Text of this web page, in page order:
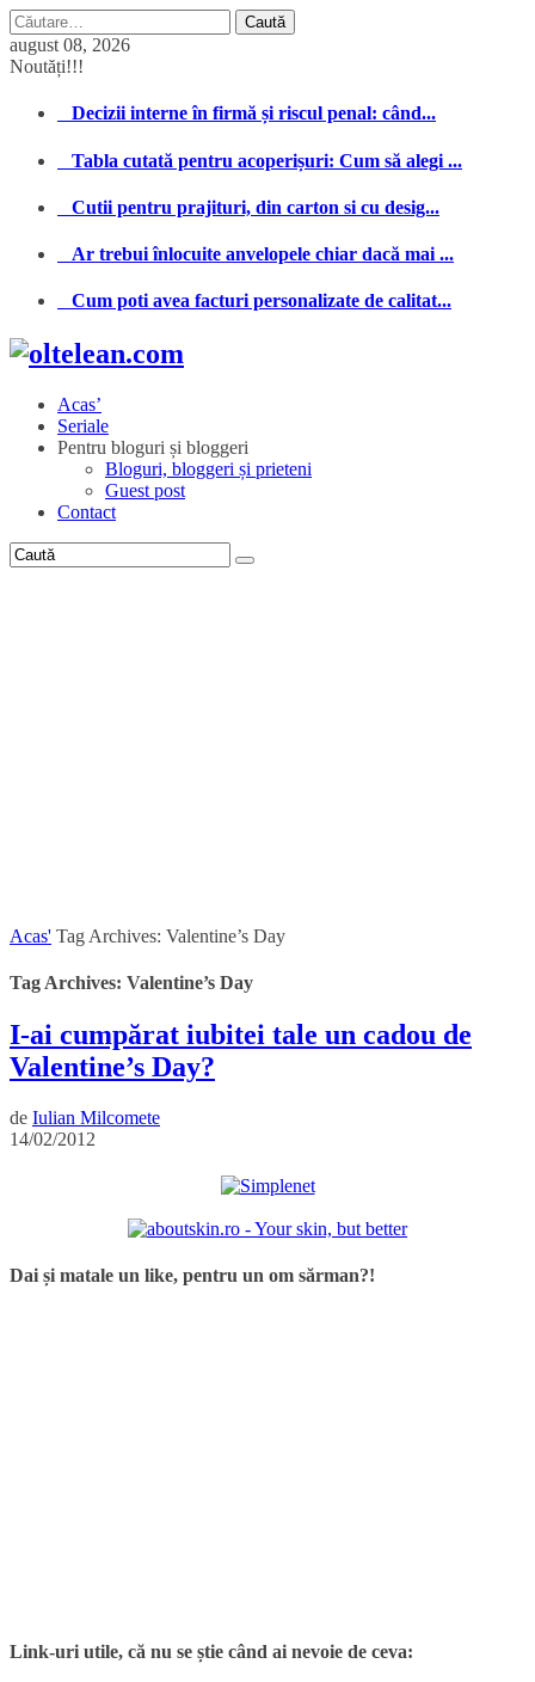
Caută
după:
august 08, 2026
Noutăți!!!
Decizii interne în firmă și riscul penal: când...
Tabla cutată pentru acoperișuri: Cum să alegi ...
Cutii pentru prajituri, din carton si cu desig...
Ar trebui înlocuite anvelopele chiar dacă mai ...
Cum poti avea facturi personalizate de calitat...
Acas’
Seriale
Pentru bloguri și bloggeri
Bloguri, bloggeri și prieteni
Guest post
Contact
Acas' Tag Archives: Valentine’s Day
Tag Archives: Valentine’s Day
I-ai cumpărat iubitei tale un cadou de
Valentine’s Day?
de Iulian Milcomete
14/02/2012
Dai și matale un like, pentru un om sărman?!
Link-uri utile, că nu se știe când ai nevoie de ceva: